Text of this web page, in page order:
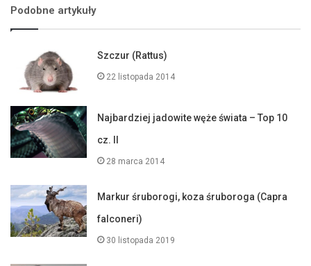
Podobne artykuły
Szczur (Rattus)
22 listopada 2014
Najbardziej jadowite węże świata – Top 10
cz. II
28 marca 2014
Markur śruborogi, koza śruboroga (Capra
falconeri)
30 listopada 2019